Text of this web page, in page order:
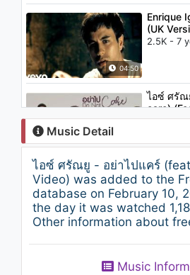
04:50
Enrique
(UK
2.5K - 7
03:34
ไอซ์ ศรัณ
care)
1.3K - 7
04:17
เบียร์ พร้
845 - 7
1.2K - 7
Music Detail
ไอซ์ ศรัณยู - อย่าไปแคร์
Video) was added to the
database on February 10,
the day it was watched
Other information about
Music